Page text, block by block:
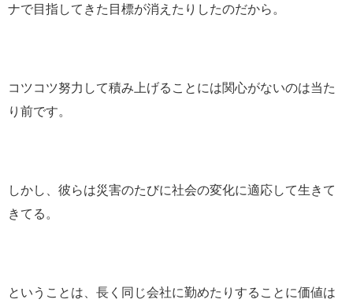
ナで目指してきた目標が消えたりしたのだから。
コツコツ努力して積み上げることには関心がないのは当た
り前です。
しかし、彼らは災害のたびに社会の変化に適応して生きて
きてる。
ということは、長く同じ会社に勤めたりすることに価値は